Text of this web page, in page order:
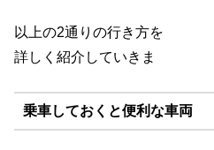
以上の2通りの行き方を
詳しく紹介していきま
乗車しておくと便利な車両